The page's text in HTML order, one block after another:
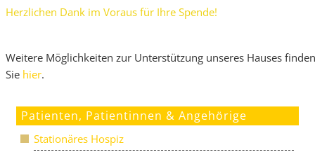
Herzlichen Dank im Voraus für Ihre Spende!
Weitere Möglichkeiten zur Unterstützung unseres Hauses finden
Sie hier.
Patienten, Patientinnen & Angehörige
Stationäres Hospiz